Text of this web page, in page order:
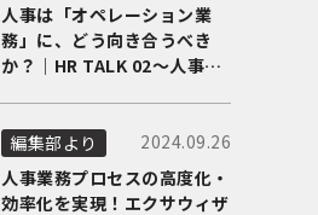
人事は「オペレーション業
務」に、どう向き合うべき
か？｜HR TALK 02～人事DX
編集部より
2024.09.26
人事業務プロセスの高度化・
効率化を実現！エクサウィザ